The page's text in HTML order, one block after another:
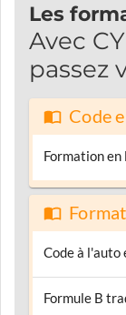
Les
Avec
passez
Code
Formation en
Code à l'auto
Formule B